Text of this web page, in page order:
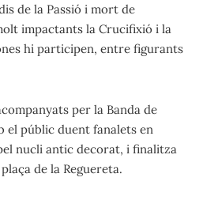
de la Passió i mort de
impactants la Crucifixió i la
hi participen, entre figurants
per la Banda de
el públic duent fanalets en
nucli antic decorat, i finalitza
de la Reguereta.